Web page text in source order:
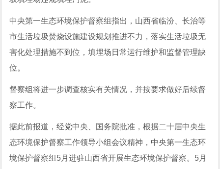
中央第一生态环境保护督察组指出，山西省临汾、长治等
市生活垃圾焚烧设施建设规划推进不力，落实生活垃圾无
害化处理措施不到位，填埋场日常运行维护和监督管理缺
位。
督察组将进一步调查核实有关情况，并按要求做好后续督
察工作。
据此前报道，经党中央、国务院批准，根据二十届中央生
态环境保护督察工作领导小组会议精神，中央第一生态环
境保护督察组5月进驻山西省开展生态环境保护督察。5月